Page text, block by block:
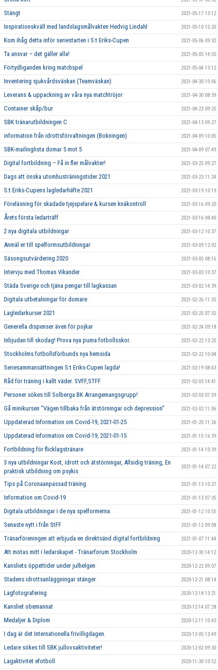
Stängt 2021-05-17 13:12
Inspirationskväll med landslagsmålvakten Hedvig Lindahl 2021-05-10 15:20
Kom ihåg detta inför seriestarten i S:t Eriks-Cupen 2021-05-06 09:32
Ta ansvar – det gäller alla! 2021-05-05 14:55
Förtydliganden kring matchspel 2021-05-04 13:12
Inventering sjukvårdsväskan (Teamväskan) 2021-04-30 10:06
Leverans & uppackning av våra nya matchtröjor 2021-04-30 08:39
Container skåp/bur 2021-04-23 09:25
SBK tränarutbildningen C 2021-04-13 09:27
information från idrottsförvaltningen (Bokningen) 2021-04-09 10:05
SBK-mailinglista domar 5 mot 5 2021-04-09 07:49
Digital fortbildning – Få in fler målvakter! 2021-03-25 09:27
Dags att önska utomhusträningstider 2021 2021-03-23 11:24
S:t Eriks-Cupens lagledarhäfte 2021 2021-03-19 10:19
Föreläsning för skadade tjejspelare & kursen knäkontroll 2021-03-16 09:20
Årets första ledarträff 2021-03-16 08:40
2 nya digitala utbildningar 2021-03-12 10:37
Anmäl er till spelformsutbildningar 2021-03-09 12:02
Säsongsutvärdering 2020 2021-03-05 08:16
Intervju med Thomas Vikander 2021-03-03 10:37
Städa Sverige och tjäna pengar till lagkassan 2021-03-02 14:39
Digitala utbetalningar för domare 2021-02-26 11:35
Lagledarkurser 2021 2021-02-25 07:32
Generella dispenser även för pojkar 2021-02-24 09:18
Inbjudan till skodag! Prova nya puma fotbollsskor. 2021-02-22 13:25
Stockholms fotbollsförbunds nya hemsida 2021-02-22 10:04
Seriesammansättningen S:t Eriks-Cupen lagda! 2021-02-19 08:43
Råd för träning i kallt väder. SVFF,STFF 2021-02-03 14:41
Personer sökes till Solberga BK Arrangemangsgrupp! 2021-02-03 07:59
Gå minikursen "Vägen tillbaka från ätstörningar och depression" 2021-02-02 11:06
Uppdaterad Information om Covid-19, 2021-01-25 2021-01-25 11:26
Uppdaterad Information om Covid-19, 2021-01-15 2021-01-15 16:39
Fortbildning för flicklagstränare 2021-01-14 10:39
3 nya utbildningar Kost, idrott och ätstörningar, Allsidig träning, En
praktisk utbildning om psykis
2021-01-14 07:22
Tips på Coronaanpassad träning 2021-01-13 10:27
Information om Covid-19 2021-01-13 07:35
Digitala utbildningar i de nya spelformerna 2021-01-12 10:55
Senaste nytt i från StFF 2021-01-12 09:08
Tränarföreningen att erbjuda en direktsänd digital fortbildning 2021-01-07 11:44
Att mötas mitt i ledarskapet - Tränarforum Stockholm 2020-12-30 14:12
Kansliets öppettider under julhelgen 2020-12-22 09:07
Stadens idrottsanläggningar stänger 2020-12-21 08:14
Lagfotografering 2020-12-18 13:21
Kansliet obemannat 2020-12-14 07:28
Medaljer & Diplom 2020-12-11 10:43
I dag är det Internationella frivilligdagen. 2020-12-05 13:49
Ledare sökes till SBK jullovsaktiviteter! 2020-12-02 09:30
Lagaktivitet efotboll 2020-11-30 10:52